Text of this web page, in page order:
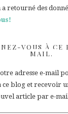
retourné des
VOUS À CE
MAIL.
adresse e-mail
ce blog et recevoir
article par e-